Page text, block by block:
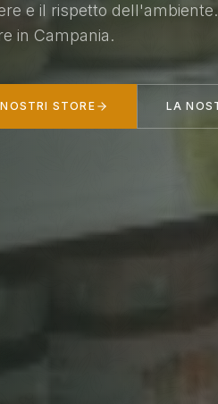
e il rispetto dell'ambiente.
in Campania.
STORE LA